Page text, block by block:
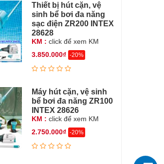
Thiết bị hút cặn, vệ
sinh bể bơi đa năng
sạc điện ZR200 INTEX
28628
KM : click để xem KM
3.850.000₫ -20%
Máy hút cặn, vệ sinh
bể bơi đa năng ZR100
INTEX 28626
KM : click để xem KM
2.750.000₫ -20%